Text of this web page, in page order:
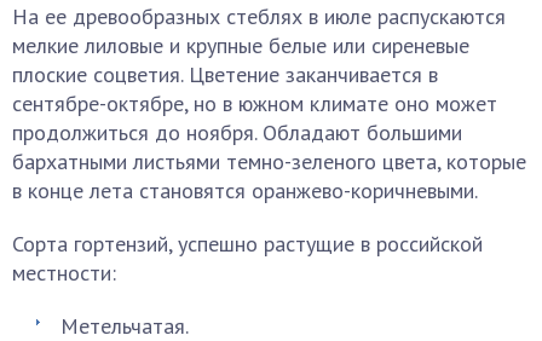
На ее древообразных стеблях в июле распускаются
мелкие лиловые и крупные белые или сиреневые
плоские соцветия. Цветение заканчивается в
сентябре-октябре, но в южном климате оно может
продолжиться до ноября. Обладают большими
бархатными листьями темно-зеленого цвета, которые
в конце лета становятся оранжево-коричневыми.
Сорта гортензий, успешно растущие в российской
местности:
Метельчатая.